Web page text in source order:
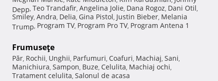
Depp, Teo Trandafir, Angelina Jolie, Dana Rogoz, Dani Otil,
Smiley, Andra, Delia, Gina Pistol, Justin Bieber, Melania
Trump, Program TV, Program Pro TV, Program Antena 1
Frumuseţe
Păr, Rochii, Unghii, Parfumuri, Coafuri, Machiaj, Sani,
Manichiura, Sampon, Buze, Celulita, Machiaj ochi,
Tratament celulita, Salonul de acasa